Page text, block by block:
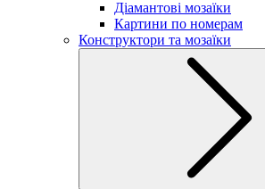
Діамантові мозаїки
Картини по номерам
Конструктори та мозаїки